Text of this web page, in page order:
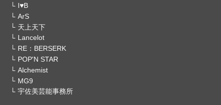
I♥B
ArS
天上天下
Lancelot
RE：BERSERK
POP'N STAR
Alchemist
MG9
宇佐美芸能事務所